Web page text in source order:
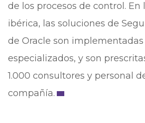
de los procesos de control. En
ibérica, las soluciones de
de Oracle son implementadas
especializados, y son
1.000 consultores y personal
compañía.